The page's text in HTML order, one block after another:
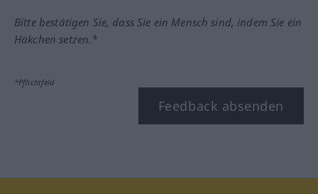
Bitte bestätigen Sie, dass Sie ein Mensch sind, indem Sie ein
Häkchen setzen.*
*Pflichtfeld
Feedback absenden